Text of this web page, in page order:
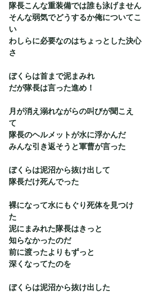
隊長こんな重装備では誰も泳げません
そんな弱気でどうするか俺についてこ
い
わしらに必要なのはちょっとした決心
さ
ぼくらは首まで泥まみれ
だが隊長は言った進め！
月が消え溺れながらの叫びが聞こえ
て
隊長のヘルメットが水に浮かんだ
みんな引き返そうと軍曹が言った
ぼくらは泥沼から抜け出して
隊長だけ死んでった
裸になって水にもぐり死体を見つけ
た
泥にまみれた隊長はきっと
知らなかったのだ
前に渡ったよりもずっと
深くなってたのを
ぼくらは泥沼から抜け出した